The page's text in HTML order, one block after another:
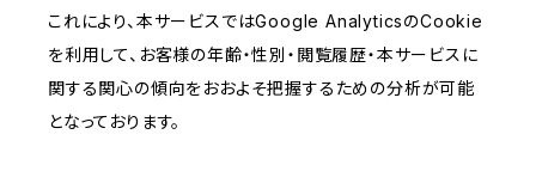
これにより、本サービスではGoogle AnalyticsのCookie
を利用して、お客様の年齢・性別・閲覧履歴・本サービスに
関する関心の傾向をおおよそ把握するための分析が可能
となっております。